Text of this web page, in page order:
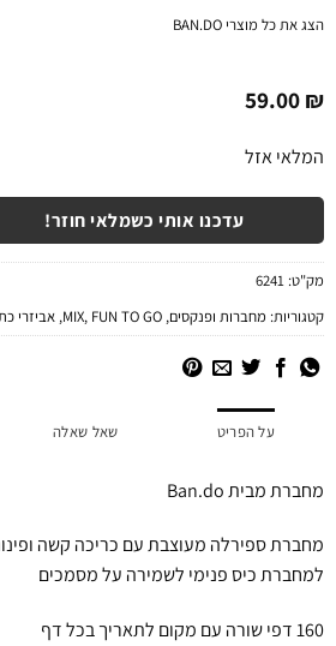
הצג את כל מוצריBAN.DO
59.00₪
המלאי אזל
עדכנו אותי כשמלאי חוזר!
מק"ט:6241
קטגוריות:מחברות ופנקסים,
MIX ,FUN TO GO
,אביזרי
על הפריט שאל שאלה
מחברת מבית Ban.do
מחברת ספירלה מעוצבת עם כריכה קשה
למחברת כיס פנימי לשמירה על מסמכים
160 דפי שורה עם מקום לתאריך בכל דף